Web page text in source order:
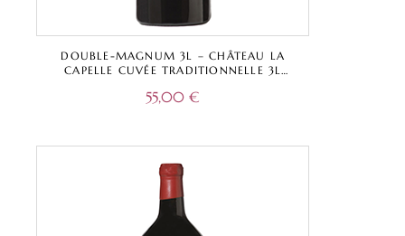
DOUBLE-MAGNUM 3L – CHÂTEAU LA
CAPELLE CUVÉE TRADITIONNELLE 3L
55,00€